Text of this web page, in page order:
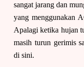
sangat jarang dan
yang menggunakan
Apalagi ketika hujan
masih turun gerimis
di sini.